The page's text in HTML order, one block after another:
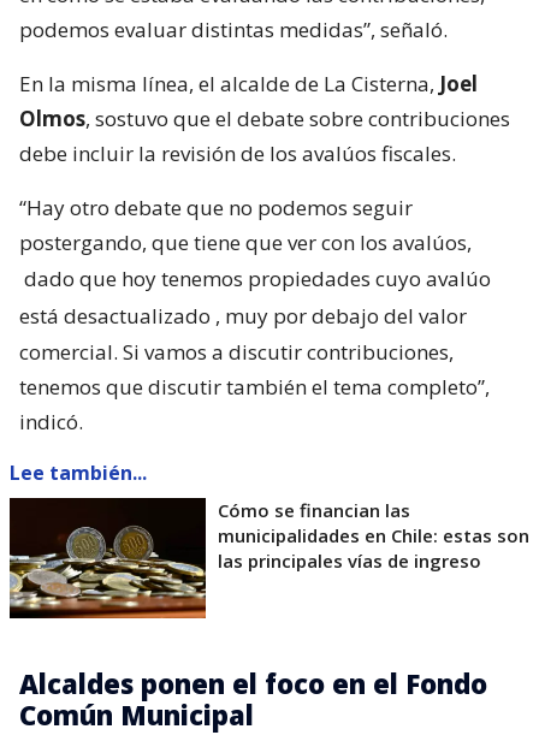
podemos evaluar distintas medidas”, señaló.
En la misma línea, el alcalde de La Cisterna, Joel
Olmos, sostuvo que el debate sobre contribuciones
debe incluir la revisión de los avalúos fiscales.
“Hay otro debate que no podemos seguir
postergando, que tiene que ver con los avalúos,
dado que hoy tenemos propiedades cuyo avalúo
está desactualizado , muy por debajo del valor
comercial. Si vamos a discutir contribuciones,
tenemos que discutir también el tema completo”,
indicó.
Lee también...
Cómo se financian las
municipalidades en Chile: estas son
las principales vías de ingreso
Alcaldes ponen el foco en el Fondo
Común Municipal